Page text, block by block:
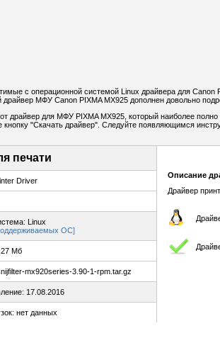
с операционной системой Linux драйвера для
драйвер МФУ Canon PIXMA MX925 дополнен довольно
драйвер для МФУ PIXMA MX925, который наиболее
кнопку "Скачать драйвер". Следуйте появляющимся
печати
Driver
Linux
ОС]
Мб
mx920series-3.90-1-rpm.tar.gz
17.08.2016
нет данных
Описание
Драйвер